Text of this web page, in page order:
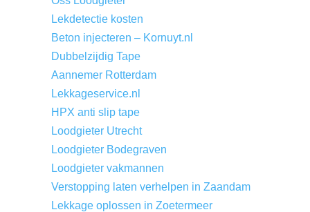
Lekdetectie kosten
Beton injecteren – Kornuyt.nl
Dubbelzijdig Tape
Aannemer Rotterdam
Lekkageservice.nl
HPX anti slip tape
Loodgieter Utrecht
Loodgieter Bodegraven
Loodgieter vakmannen
Verstopping laten verhelpen in Zaandam
Lekkage oplossen in Zoetermeer